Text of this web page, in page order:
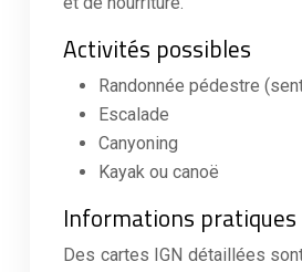
Activités possibles
Randonnée pédestre
Escalade
Canyoning
Kayak ou canoë
Informations pratiques
Des cartes IGN détaillées